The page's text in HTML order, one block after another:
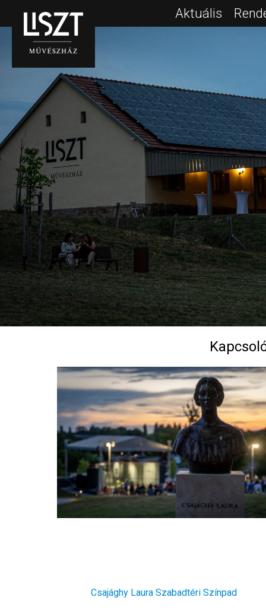
Aktuális
Csajághy Laura Szabadtéri Színpad